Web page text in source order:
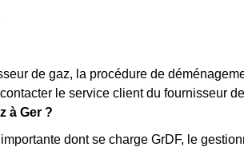
de gaz, la procédure de
le service client du fournisseur
à Ger ?
dont se charge GrDF, le